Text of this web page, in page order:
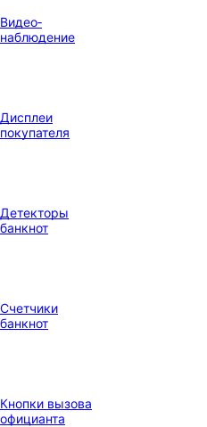
Видео‑
наблюдение
Дисплеи
покупателя
Детекторы
банкнот
Счетчики
банкнот
Кнопки вызова
официанта